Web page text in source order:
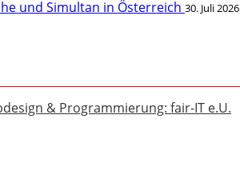
und Simultan in Österreich 30. Juli 2026
& Programmierung: fair-IT e.U.